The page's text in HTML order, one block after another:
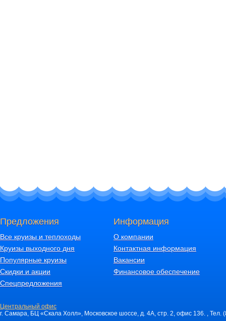
Предложения
Все круизы и теплоходы
Круизы выходного дня
Популярные круизы
Скидки и акции
Спецпредложения
Информация
О компании
Контактная информация
Вакансии
Финансовое обеспечение
Центральный офис
г. Самара, БЦ «Скала Холл», Московское шоссе, д. 4А, стр. 2, офис 136. ,